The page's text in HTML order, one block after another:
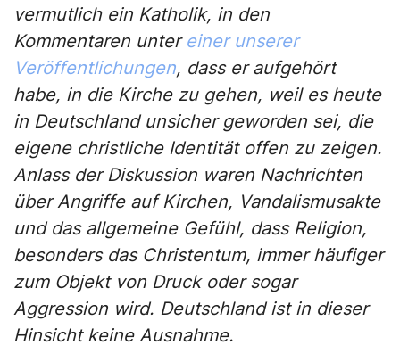
vermutlich ein Katholik, in den
Kommentaren unter einer unserer
Veröffentlichungen, dass er aufgehört
habe, in die Kirche zu gehen, weil es heute
in Deutschland unsicher geworden sei, die
eigene christliche Identität offen zu zeigen.
Anlass der Diskussion waren Nachrichten
über Angriffe auf Kirchen, Vandalismusakte
und das allgemeine Gefühl, dass Religion,
besonders das Christentum, immer häufiger
zum Objekt von Druck oder sogar
Aggression wird. Deutschland ist in dieser
Hinsicht keine Ausnahme.